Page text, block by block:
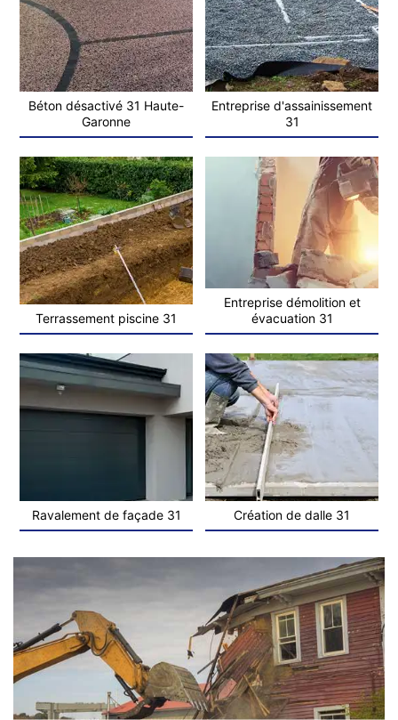
Béton désactivé 31 Haute-
Garonne
Entreprise d'assainissement
31
Terrassement piscine 31
Entreprise démolition et
évacuation 31
Ravalement de façade 31 Création de dalle 31